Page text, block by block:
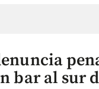
bar al sur